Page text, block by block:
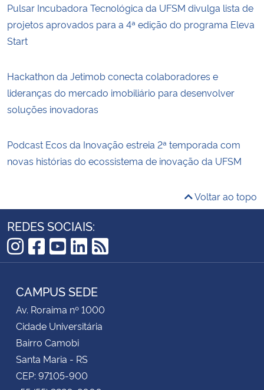
Pulsar Incubadora Tecnológica da UFSM divulga lista de
projetos aprovados para a 4ª edição do programa Eleva
Start
Hackathon da Jetimob conecta colaboradores e
lideranças do mercado imobiliário para desenvolver
soluções inovadoras
Podcast Ecos da Inovação estreia 2ª temporada com
novas histórias do ecossistema de inovação da UFSM
Voltar ao topo
REDES SOCIAIS:
Instagram
Facebook
YouTube
LinkedIn
RSS
CAMPUS SEDE
Av. Roraima nº 1000
Cidade Universitária
Bairro Camobi
Santa Maria - RS
CEP: 97105-900